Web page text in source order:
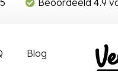
Beoordeeld 4.9
Blog